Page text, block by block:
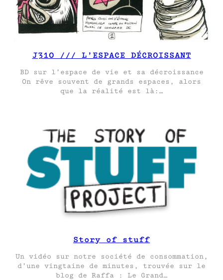
J310 /// L’ESPACE DÉCROISSANT
BD sur l’espace de vie et sa décroissance
On rêve souvent de grands espaces, alors
que la réalité est là:…
Story of stuff
Un vidéo sur notre société de consommation,
d’une vingtaine de minutes, trouvée sur le
blog de Raffa : Le Grand…